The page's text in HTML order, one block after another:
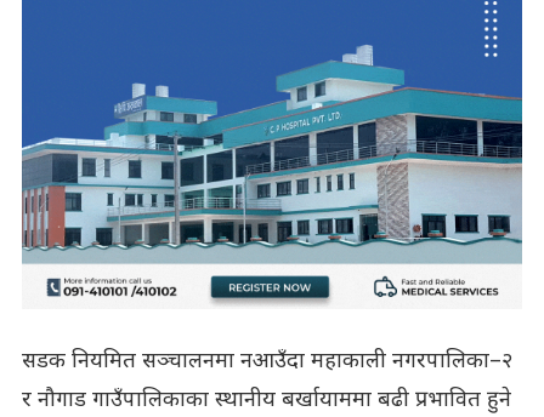
सडक नियमित सञ्चालनमा नआउँदा महाकाली नगरपालिका–२
र नौगाड गाउँपालिकाका स्थानीय बर्खायाममा बढी प्रभावित हुने